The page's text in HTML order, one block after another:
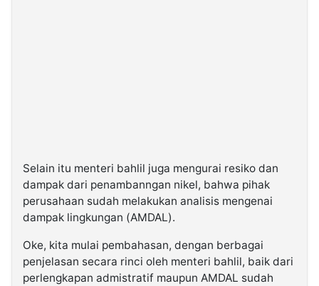
Selain itu menteri bahlil juga mengurai resiko dan
dampak dari penambanngan nikel, bahwa pihak
perusahaan sudah melakukan analisis mengenai
dampak lingkungan (AMDAL).
Oke, kita mulai pembahasan, dengan berbagai
penjelasan secara rinci oleh menteri bahlil, baik dari
perlengkapan admistratif maupun AMDAL sudah